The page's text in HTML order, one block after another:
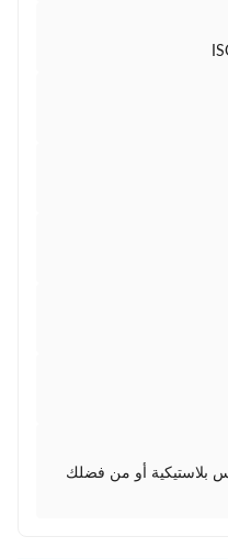
بلاستيكية أو من فضلك